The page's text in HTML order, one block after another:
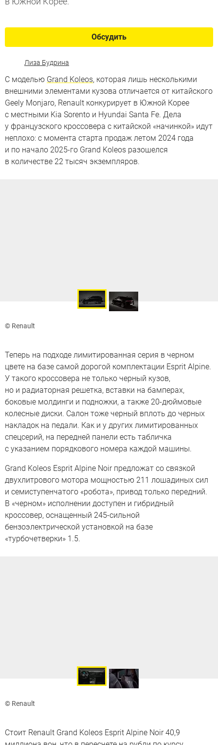
Обсудить
Лиза Будрина
С моделью Grand Koleos, которая лишь несколькими
внешними элементами кузова отличается от китайского
Geely Monjaro, Renault конкурирует в Южной Корее
с местными Kia Sorento и Hyundai Santa Fe. Дела
у французского кроссовера с китайской «начинкой» идут
неплохо: с момента старта продаж летом 2024 года
и по начало 2025-го Grand Koleos разошелся
в количестве 22 тысяч экземпляров.
© Renault
Теперь на подходе лимитированная серия в черном
цвете на базе самой дорогой комплектации Esprit Alpine.
У такого кроссовера не только черный кузов,
но и радиаторная решетка, вставки на бамперах,
боковые молдинги и подножки, а также 20-дюймовые
колесные диски. Салон тоже черный вплоть до черных
накладок на педали. Как и у других лимитированных
спецсерий, на передней панели есть табличка
с указанием порядкового номера каждой машины.
Grand Koleos Esprit Alpine Noir предложат со связкой
двухлитрового мотора мощностью 211 лошадиных сил
и семиступенчатого «робота», привод только передний.
В «черном» исполнении доступен и гибридный
кроссовер, оснащенный 245-сильной
бензоэлектрической установкой на базе
«турбочетверки» 1.5.
© Renault
Стоит Renault Grand Koleos Esprit Alpine Noir 40,9